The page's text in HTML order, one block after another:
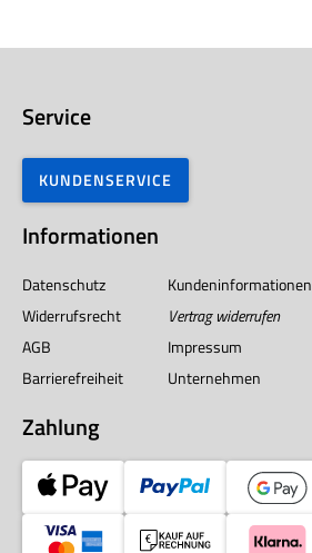
Service
KUNDENSERVICE
Informationen
Datenschutz
Kundeninformationen
Widerrufsrecht
Vertrag widerrufen
AGB
Impressum
Barrierefreiheit
Unternehmen
Zahlung